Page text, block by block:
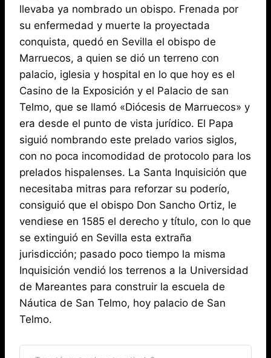
llevaba ya nombrado un obispo. Frenada por
su enfermedad y muerte la proyectada
conquista, quedó en Sevilla el obispo de
Marruecos, a quien se dió un terreno con
palacio, iglesia y hospital en lo que hoy es el
Casino de la Exposición y el Palacio de san
Telmo, que se llamó «Diócesis de Marruecos» y
era desde el punto de vista jurídico. El Papa
siguió nombrando este prelado varios siglos,
con no poca incomodidad de protocolo para los
prelados hispalenses. La Santa Inquisición que
necesitaba mitras para reforzar su poderío,
consiguió que el obispo Don Sancho Ortiz, le
vendiese en 1585 el derecho y título, con lo que
se extinguió en Sevilla esta extraña
jurisdicción; pasado poco tiempo la misma
Inquisición vendió los terrenos a la Universidad
de Mareantes para construir la escuela de
Náutica de San Telmo, hoy palacio de San
Telmo.